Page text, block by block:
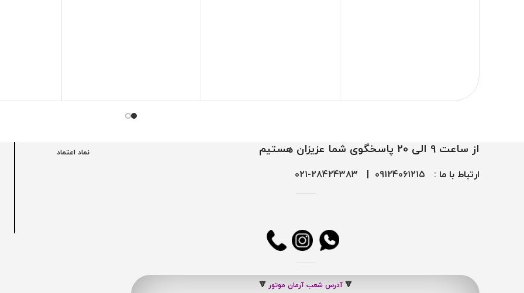
از ساعت 9 الی 20 پاسخگوی شما عزیزان هستیم
ارتباط با ما : 09124061215
|
28424383-021
🔻 آدرس شعب آرمان موتور 🔻
نماد اعتماد